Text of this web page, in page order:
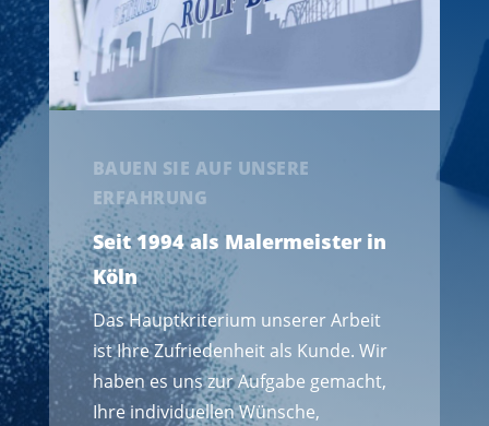
BAUEN SIE AUF UNSERE
ERFAHRUNG
Seit 1994 als Malermeister in
Köln
Das Hauptkriterium unserer Arbeit
ist Ihre Zufriedenheit als Kunde. Wir
haben es uns zur Aufgabe gemacht,
Ihre individuellen Wünsche,